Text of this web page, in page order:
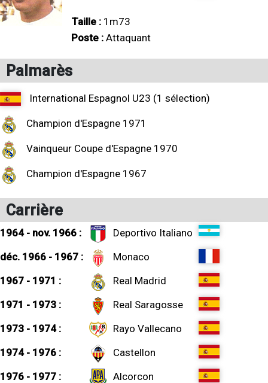
Taille : 1m73
Poste : Attaquant
Palmarès
International Espagnol U23 (1 sélection)
Champion d'Espagne 1971
Vainqueur Coupe d'Espagne 1970
Champion d'Espagne 1967
Carrière
1964 - nov. 1966 :
Deportivo Italiano
déc. 1966 - 1967 :
Monaco
1967 - 1971 :
Real Madrid
1971 - 1973 :
Real Saragosse
1973 - 1974 :
Rayo Vallecano
1974 - 1976 :
Castellon
1976 - 1977 :
Alcorcon